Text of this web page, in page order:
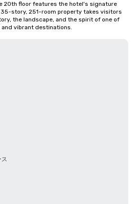
20th floor features the hotel's signature
story, 251-room property takes visitors
the landscape, and the spirit of one of
vibrant destinations.